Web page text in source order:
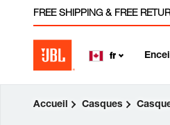
FREE SHIPPING & FREE
fr
Accueil Casques